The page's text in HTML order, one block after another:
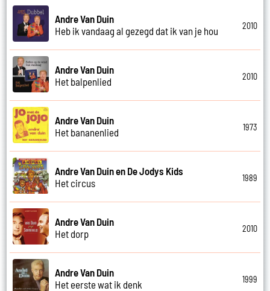
Andre Van Duin
Heb ik vandaag al gezegd dat ik van je hou
2010
Andre Van Duin
Het balpenlied
2010
Andre Van Duin
Het bananenlied
1973
Andre Van Duin en De Jodys Kids
Het circus
1989
Andre Van Duin
Het dorp
2010
Andre Van Duin
Het eerste wat ik denk
1999